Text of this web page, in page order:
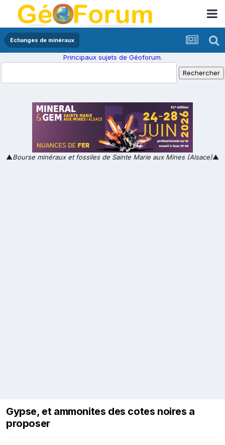
Echanges de minéraux
Principaux sujets de Géoforum.
▲Bourse minéraux et fossiles de Sainte Marie aux Mines (Alsace)▲
Gypse, et ammonites des cotes noires a
proposer